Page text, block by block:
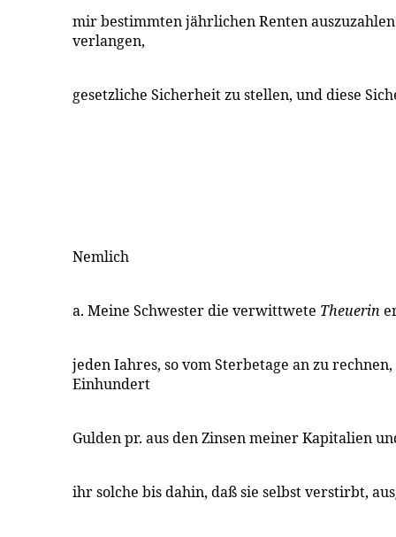
mir bestimmten jährlichen Renten
verlangen,
gesetzliche Sicherheit zu stellen, und diese
Nemlich
a. Meine Schwester die verwittwete Theuerin
jeden Iahres, so vom Sterbetage an zu
Einhundert
Gulden pr. aus den Zinsen meiner Kapitalien
ihr solche bis dahin, daß sie selbst verstirbt,